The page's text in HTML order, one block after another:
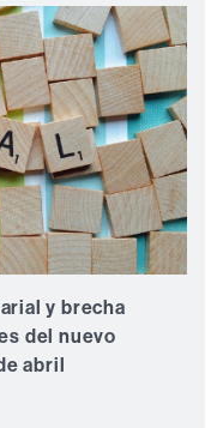
y brecha
del nuevo
abril